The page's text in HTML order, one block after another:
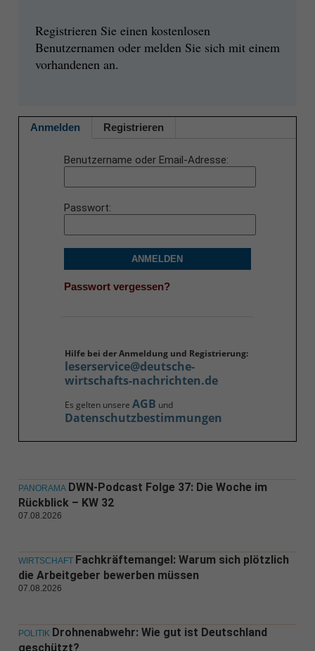
Registrieren Sie einen kostenlosen
Benutzernamen oder melden Sie sich mit einem
vorhandenen an.
Anmelden Registrieren
Benutzername oder Email-Adresse
Passwort
ANMELDEN
Passwort vergessen?
Hilfe bei der Anmeldung und Registrierung:
leserservice@deutsche-
wirtschafts-nachrichten.de
Es gelten unsere AGB und
Datenschutzbestimmungen
PANORAMA DWN-Podcast Folge 37: Die Woche im
Rückblick – KW 32
07.08.2026
WIRTSCHAFT Fachkräftemangel: Warum sich plötzlich
die Arbeitgeber bewerben müssen
07.08.2026
POLITIK Drohnenabwehr: Wie gut ist Deutschland
geschützt?